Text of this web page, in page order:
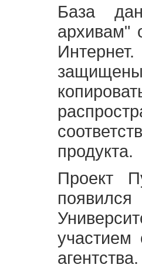
База
архивам"
продукта.
Проект
участием
агентства.